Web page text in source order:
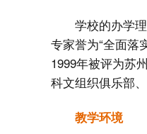
学校的办学
专家誉为“全面落
1999年被评为苏
科文组织俱乐部
教学环境